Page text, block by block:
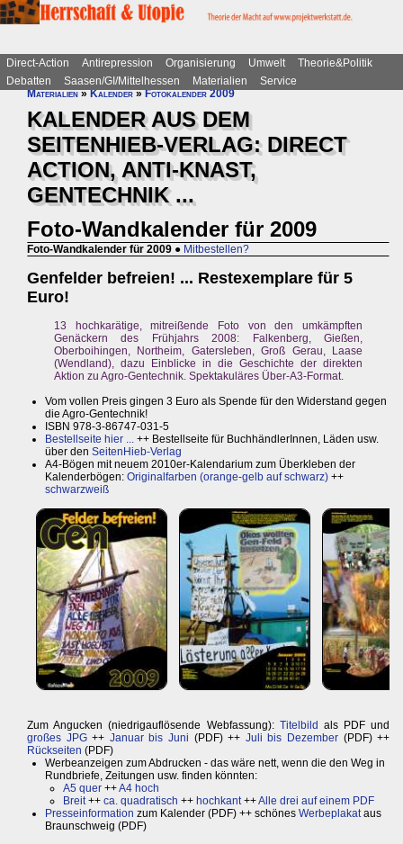
Direct-Action Antirepression Organisierung Umwelt
Theorie&Politik
Debatten
Saasen/GI/Mittelhessen Materialien
Service
Materialien»Kalender»Fotokalender 2009
KALENDER AUS DEM
SEITENHIEB-VERLAG: DIRECT
ACTION, ANTI-KNAST,
GENTECHNIK ...
Foto-Wandkalender für 2009
Foto-Wandkalender für 2009 ● Mitbestellen?
Genfelder befreien! ... Restexemplare für 5
Euro!
13 hochkarätige, mitreißende Foto von den umkämpften
Genäckern des Frühjahrs 2008: Falkenberg, Gießen,
Oberboihingen, Northeim, Gatersleben, Groß Gerau, Laase
(Wendland), dazu Einblicke in die Geschichte der direkten
Aktion zu Agro-Gentechnik. Spektakuläres Über-A3-Format.
Vom vollen Preis gingen 3 Euro als Spende für den Widerstand gegen
die Agro-Gentechnik!
ISBN 978-3-86747-031-5
Bestellseite hier ... ++ Bestellseite für BuchhändlerInnen, Läden usw.
über den SeitenHieb-Verlag
A4-Bögen mit neuem 2010er-Kalendarium zum Überkleben der
Kalenderbögen: Originalfarben (orange-gelb auf schwarz) ++
schwarzweiß
Zum Angucken (niedrigauflösende Webfassung): Titelbild als PDF und
großes JPG++ Januar bis Juni (PDF) ++ Juli bis Dezember (PDF) ++
Rückseiten (PDF)
Werbeanzeigen zum Abdrucken - das wäre nett, wenn die den Weg in
Rundbriefe, Zeitungen usw. finden könnten:
A5 quer ++A4 hoch
Breit++ ca. quadratisch ++ hochkant++Alle drei auf einem PDF
Presseinformation zum Kalender (PDF) ++ schönes Werbeplakataus
Braunschweig (PDF)